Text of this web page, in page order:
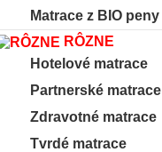
Matrace z BIO peny
RÔZNE
Hotelové matrace
Partnerské matrace
Zdravotné matrace
Tvrdé matrace